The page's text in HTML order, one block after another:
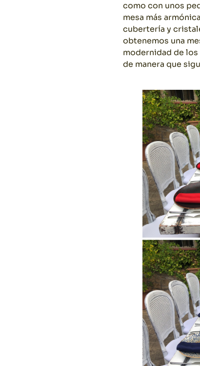
como con unos
mesa más
cubertería y
obtenemos una
modernidad de
de manera que